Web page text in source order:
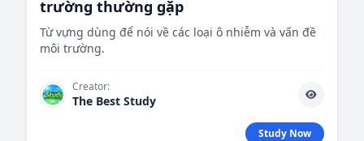
trường thường gặp
Từ vựng dùng để nói về các loại ô nhiễm và vấn đề
môi trường.
Creator:
The Best Study
Study Now